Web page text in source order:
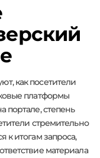
как посетители
платформы
портале, степень
стремительно
к итогам запроса,
материала